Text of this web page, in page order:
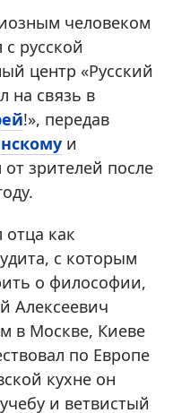
человеком
русской
центр «Русский
на связь в
!», передав
и
зрителей после
как
с которым
о философии,
Алексеевич
в Москве, Киеве
по Европе
кухне он
и ветвистый